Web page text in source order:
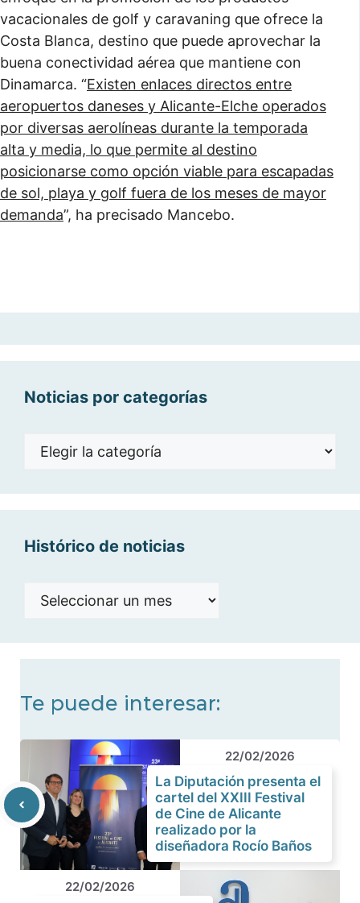
vacacionales de golf y caravaning que ofrece la
Costa Blanca, destino que puede aprovechar la
buena conectividad aérea que mantiene con
Dinamarca. “Existen enlaces directos entre
aeropuertos daneses y Alicante-Elche operados
por diversas aerolíneas durante la temporada
alta y media, lo que permite al destino
posicionarse como opción viable para escapadas
de sol, playa y golf fuera de los meses de mayor
demanda”, ha precisado Mancebo.
Noticias por categorías
Noticias
Histórico de noticias
Histórico
Te puede interesar:
22/02/2026
La Diputación presenta el
cartel del XXIII Festival
de Cine de Alicante
realizado por la
diseñadora Rocío Baños
22/02/2026